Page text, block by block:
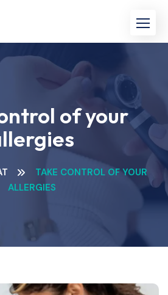
of your
TAKE CONTROL OF YOUR
ALLERGIES